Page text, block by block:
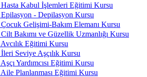
Hasta Kabul İşlemleri Eğitimi Kursu
Epilasyon - Depilasyon Kursu
Çocuk Gelişimi-Bakım Elemanı Kursu
Cilt Bakımı ve Güzellik Uzmanlığı Kursu
Avcılık Eğitimi Kursu
İleri Seviye Aşçılık Kursu
Aşçı Yardımcısı Eğitimi Kursu
Aile Planlanması Eğitimi Kursu